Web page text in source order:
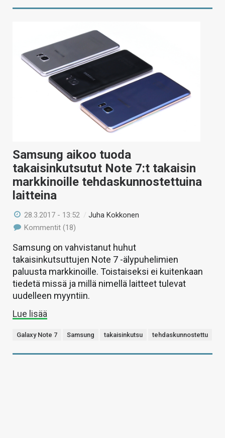
Samsung aikoo tuoda
takaisinkutsutut Note 7:t takaisin
markkinoille tehdaskunnostettuina
laitteina
28.3.2017 - 13:52 /Juha Kokkonen
Kommentit (18)
Samsung on vahvistanut huhut
takaisinkutsuttujen Note 7 -älypuhelimien
paluusta markkinoille. Toistaiseksi ei kuitenkaan
tiedetä missä ja millä nimellä laitteet tulevat
uudelleen myyntiin.
Lue lisää
Galaxy Note 7 Samsung takaisinkutsu tehdaskunnostettu